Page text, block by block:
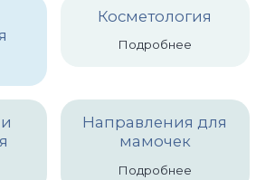
индивидуальных стелек
Косметология
Подробнее
Направления для
мамочек
Подробнее